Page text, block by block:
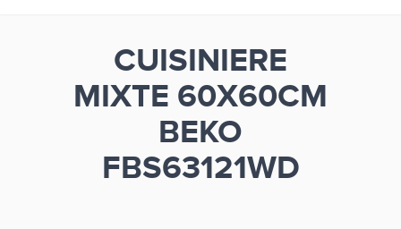
CUISINIERE
MIXTE 60X60CM
BEKO
FBS63121WD